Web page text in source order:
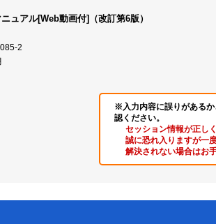
ュアル[Web動画付]（改訂第6版）
2
※入力内容に誤りがある
認ください。
セッション情報が正し
誠に恐れ入りますが一
解決されない場合はお